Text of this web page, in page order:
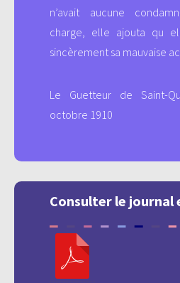
n’avait aucune
charge, elle ajouta qu
sincèrement sa mauvaise
Le Guetteur de Saint-
octobre 1910
Consulter le journal